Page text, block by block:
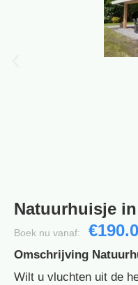
Natuurhuisje
Boek nu vanaf:
Omschrijving
Wilt u vluchten uit de